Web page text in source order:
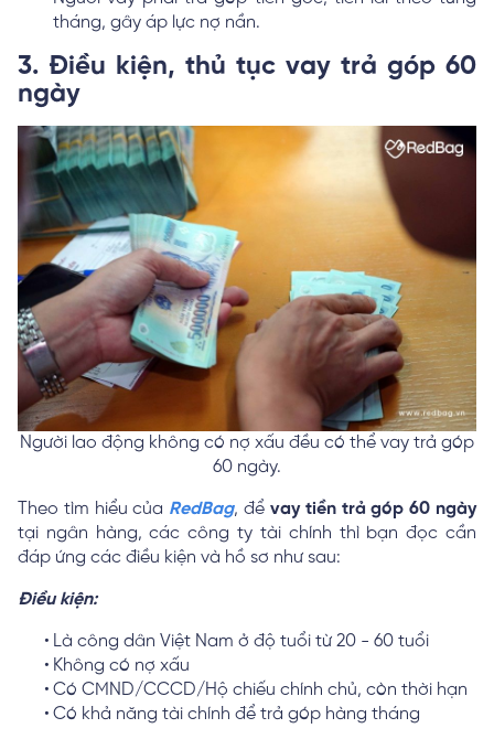
tháng, gây áp lực nợ nần.
3. Điều kiện, thủ tục vay trả góp 60
ngày
Người lao động không có nợ xấu đều có thể vay trả góp
60 ngày.
Theo tìm hiểu của RedBag, để vay tiền trả góp 60 ngày
tại ngân hàng, các công ty tài chính thì bạn đọc cần
đáp ứng các điều kiện và hồ sơ như sau:
Điều kiện:
Là công dân Việt Nam ở độ tuổi từ 20 - 60 tuổi
Không có nợ xấu
Có CMND/CCCD/Hộ chiếu chính chủ, còn thời hạn
Có khả năng tài chính để trả góp hàng tháng